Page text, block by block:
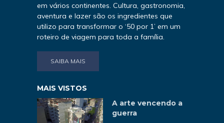
em vários continentes. Cultura, gastronomia,
aventura e lazer são os ingredientes que
utilizo para transformar o ‘50 por 1’ em um
roteiro de viagem para toda a família.
SAIBA MAIS
MAIS VISTOS
A arte vencendo a
guerra